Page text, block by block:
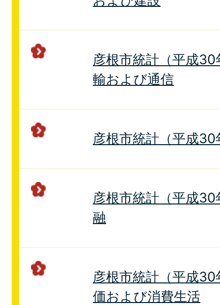
彦根市統計（平成
輸および通信
彦根市統計（平成30
彦根市統計（平成
融
彦根市統計（平成
価および消費生活